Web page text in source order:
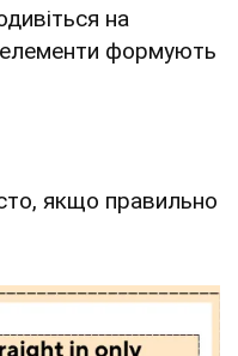
на
елементи формують
якщо правильно